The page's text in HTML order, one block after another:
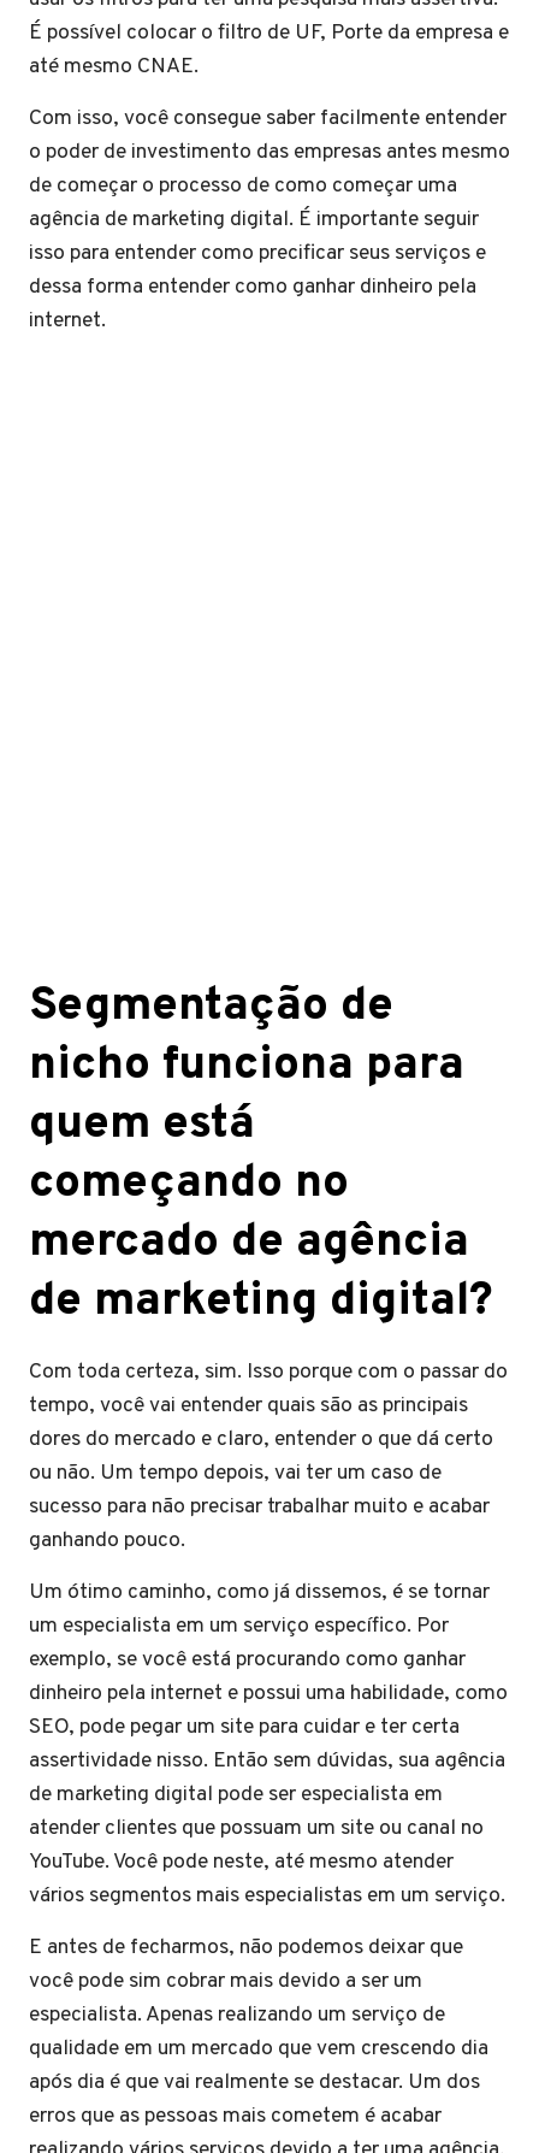
É possível colocar o filtro de UF, Porte da empresa e
até mesmo CNAE.
Com isso, você consegue saber facilmente entender
o poder de investimento das empresas antes mesmo
de começar o processo de como começar uma
agência de marketing digital. É importante seguir
isso para entender como precificar seus serviços e
dessa forma entender como ganhar dinheiro pela
internet.
Segmentação de
nicho funciona para
quem está
começando no
mercado de agência
de marketing digital?
Com toda certeza, sim. Isso porque com o passar do
tempo, você vai entender quais são as principais
dores do mercado e claro, entender o que dá certo
ou não. Um tempo depois, vai ter um caso de
sucesso para não precisar trabalhar muito e acabar
ganhando pouco.
Um ótimo caminho, como já dissemos, é se tornar
um especialista em um serviço específico. Por
exemplo, se você está procurando como ganhar
dinheiro pela internet e possui uma habilidade, como
SEO, pode pegar um site para cuidar e ter certa
assertividade nisso. Então sem dúvidas, sua agência
de marketing digital pode ser especialista em
atender clientes que possuam um site ou canal no
YouTube. Você pode neste, até mesmo atender
vários segmentos mais especialistas em um serviço.
E antes de fecharmos, não podemos deixar que
você pode sim cobrar mais devido a ser um
especialista. Apenas realizando um serviço de
qualidade em um mercado que vem crescendo dia
após dia é que vai realmente se destacar. Um dos
erros que as pessoas mais cometem é acabar